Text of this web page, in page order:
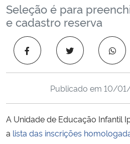
Ministério da Educação
Ministério da Cidadania
Ministério da Saúde
Ministério da Ciência, Tecnologia, Inovações
Seleção é para
e cadastro reserva
Publicado em 10/01/
A Unidade de Educação Infantil
a lista das inscrições